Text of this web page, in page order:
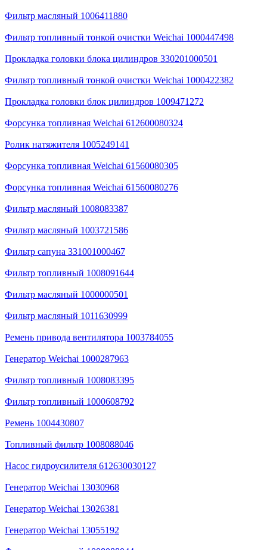
Фильтр масляный 1006411880
Фильтр топливный тонкой очистки Weichai 1000447498
Прокладка головки блока цилиндров 330201000501
Фильтр топливный тонкой очистки Weichai 1000422382
Прокладка головки блок цилиндров 1009471272
Форсунка топливная Weichai 612600080324
Ролик натяжителя 1005249141
Форсунка топливная Weichai 61560080305
Форсунка топливная Weichai 61560080276
Фильтр масляный 1008083387
Фильтр масляный 1003721586
Фильтр сапуна 331001000467
Фильтр топливный 1008091644
Фильтр масляный 1000000501
Фильтр масляный 1011630999
Ремень привода вентилятора 1003784055
Генератор Weichai 1000287963
Фильтр топливный 1008083395
Фильтр топливный 1000608792
Ремень 1004430807
Топливный фильтр 1008088046
Насос гидроусилителя 612630030127
Генератор Weichai 13030968
Генератор Weichai 13026381
Генератор Weichai 13055192